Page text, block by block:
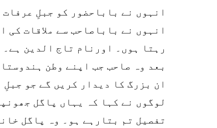
انہوں نے باباحضور کو جبلِ
انہوں نے باباصاحب سے ملاقات
رہتا ہوں۔ اورنام تاج الدین
بعد وہ صاحب جب اپنے وطن
ان بزرگ کا دیدار کریں گے جو
لوگوں نے کہا کہ یہاں پاگل
تفصیل تم بتارہے ہو۔ وہ پاگل